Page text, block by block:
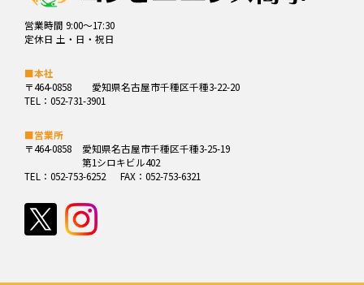
営業時間 9:00～17:30
定休日 土・日・祝日
■本社
〒464-0858
愛知県名古屋市千種区千種3-22-20
TEL：052-731-3901
■営業所
〒464-0858
愛知県名古屋市千種区千種3-25-19
第1シロキビル402
TEL：052-753-6252
FAX：052-753-6321